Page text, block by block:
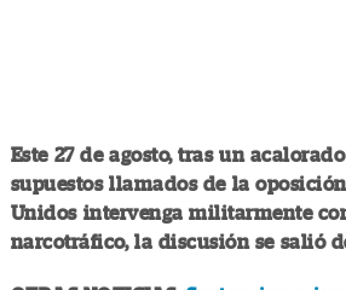
Este 27 de agosto, tras un
supuestos llamados de la
Unidos intervenga militarmente
narcotráfico, la discusión se salió